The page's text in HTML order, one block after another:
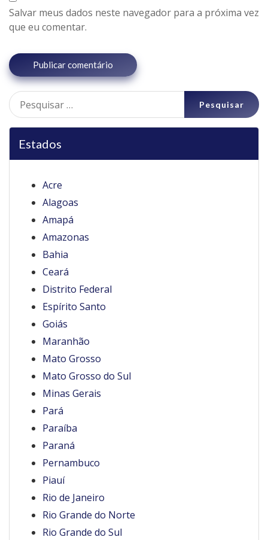
Salvar meus dados neste navegador para a próxima vez
que eu comentar.
Pesquisar
por:
Estados
Acre
Alagoas
Amapá
Amazonas
Bahia
Ceará
Distrito Federal
Espírito Santo
Goiás
Maranhão
Mato Grosso
Mato Grosso do Sul
Minas Gerais
Pará
Paraíba
Paraná
Pernambuco
Piauí
Rio de Janeiro
Rio Grande do Norte
Rio Grande do Sul